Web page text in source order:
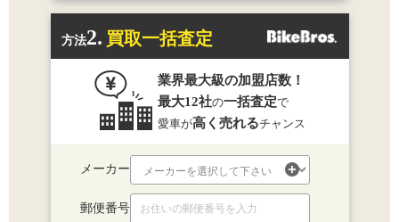
方法2. 買取一括査定
業界最大級の加盟店数！
最大12社の一括査定で
愛車が高く売れるチャンス
メーカー
郵便番号